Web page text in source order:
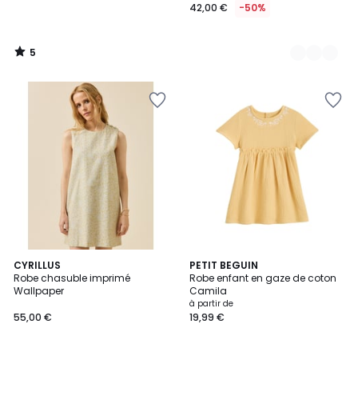
5
/
42,00 € -50%
CYRILLUS
Robe chasuble imprimé
Wallpaper
55,00 €
PETIT BEGUIN
Robe enfant en gaze de coton
Camila
à partir de
19,99 €